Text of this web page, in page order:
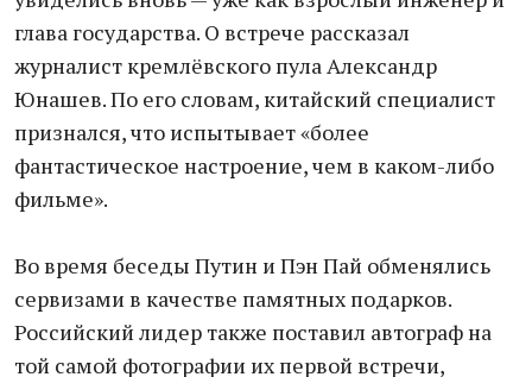
глава государства. О встрече рассказал
журналист кремлёвского пула Александр
Юнашев. По его словам, китайский специалист
признался, что испытывает «более
фантастическое настроение, чем в каком-либо
фильме».
Во время беседы Путин и Пэн Пай обменялись
сервизами в качестве памятных подарков.
Российский лидер также поставил автограф на
той самой фотографии их первой встречи,